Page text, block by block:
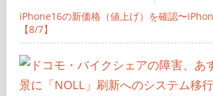
iPhone16の新価格（値上げ）を確認〜
【8/7】